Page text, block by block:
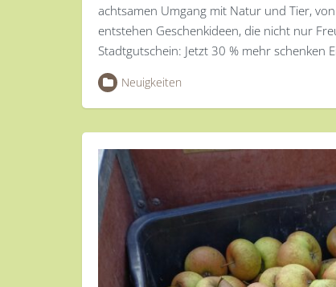
achtsamen Umgang mit Natur und Tier,
entstehen Geschenkideen, die nicht nur
Stadtgutschein: Jetzt 30 % mehr schenken
Neuigkeiten